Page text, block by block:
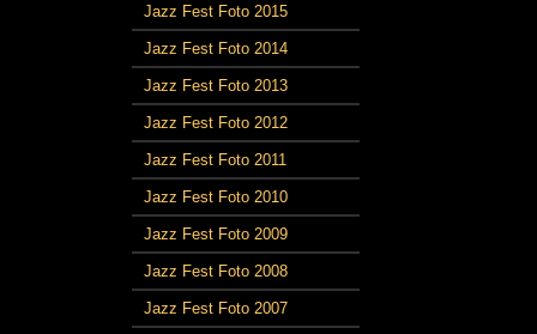
Jazz Fest Foto 2015
Jazz Fest Foto 2014
Jazz Fest Foto 2013
Jazz Fest Foto 2012
Jazz Fest Foto 2011
Jazz Fest Foto 2010
Jazz Fest Foto 2009
Jazz Fest Foto 2008
Jazz Fest Foto 2007